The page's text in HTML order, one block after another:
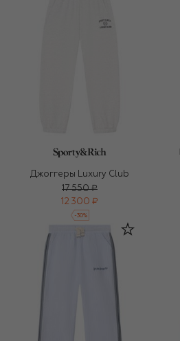
Джоггеры Luxury Club
17 550 ₽
12 300 ₽
-30%